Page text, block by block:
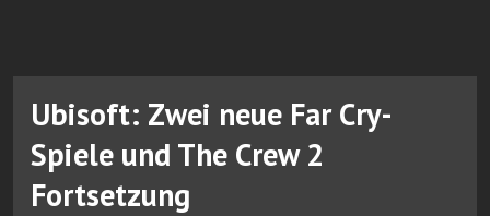
Ubisoft: Zwei neue Far Cry-
Spiele und The Crew 2
Fortsetzung